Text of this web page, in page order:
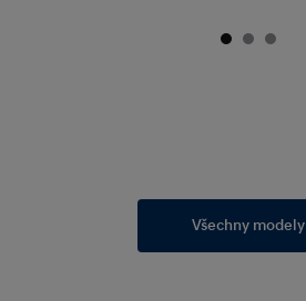
Všechny modely